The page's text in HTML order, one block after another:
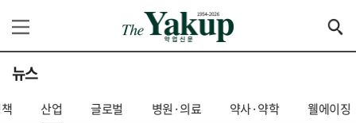
뉴스
산업 글로벌 병원·의료 약사·약학 웰에이징